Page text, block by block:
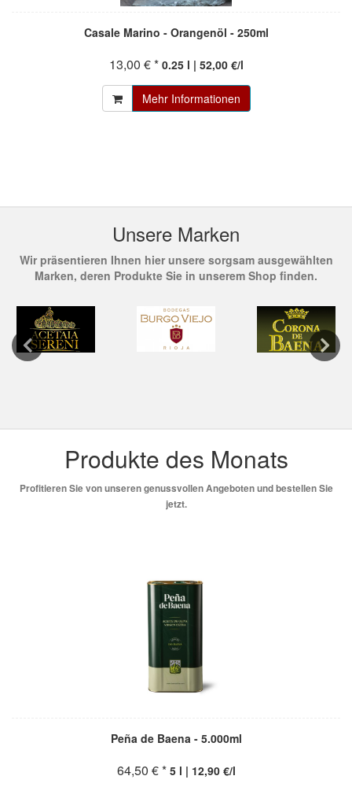
Casale Marino - Orangenöl - 250ml
13,00 € * 0.25 l | 52,00 €/l
Mehr Informationen
Unsere Marken
Wir präsentieren Ihnen hier unsere sorgsam ausgewählten
Marken, deren Produkte Sie in unserem Shop finden.
Produkte des Monats
Profitieren Sie von unseren genussvollen Angeboten und bestellen Sie
jetzt.
Peña de Baena - 5.000ml
64,50 € * 5 l | 12,90 €/l